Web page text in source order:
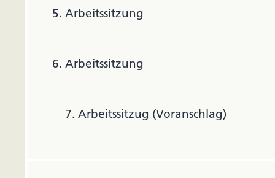
5. Arbeitssitzung
6. Arbeitssitzung
7. Arbeitssitzug (Voranschlag)